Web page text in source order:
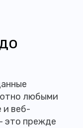
любыми
и веб-
это прежде